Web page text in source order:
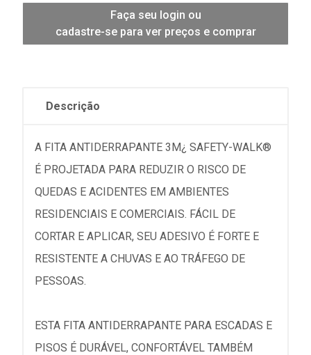
Faça seu login ou
cadastre-se para ver preços e comprar
Descrição
A FITA ANTIDERRAPANTE 3M¿ SAFETY-WALK®
É PROJETADA PARA REDUZIR O RISCO DE
QUEDAS E ACIDENTES EM AMBIENTES
RESIDENCIAIS E COMERCIAIS. FÁCIL DE
CORTAR E APLICAR, SEU ADESIVO É FORTE E
RESISTENTE A CHUVAS E AO TRÁFEGO DE
PESSOAS.
ESTA FITA ANTIDERRAPANTE PARA ESCADAS E
PISOS É DURÁVEL, CONFORTÁVEL TAMBÉM